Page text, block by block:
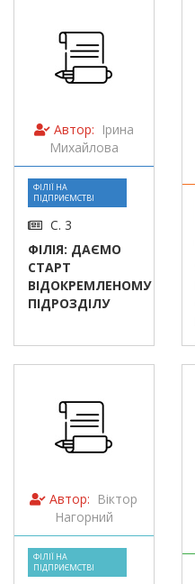
Автор: Ірина
Михайлова
ФІЛІЇ НА
ПІДПРИЄМСТВІ
С. 3
ФІЛІЯ: ДАЄМО
СТАРТ
ВІДОКРЕМЛЕНОМУ
ПІДРОЗДІЛУ
Автор: Віктор
Нагорний
ФІЛІЇ НА
ПІДПРИЄМСТВІ